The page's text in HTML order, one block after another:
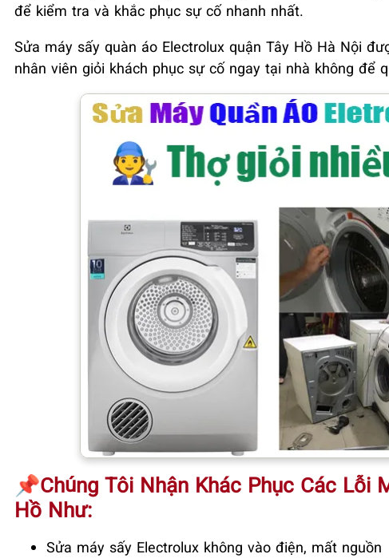
để kiểm tra và khắc phục sự cố nhanh nhất.
Sửa máy sấy quàn áo Electrolux quận Tây Hồ Hà Nội
nhân viên giỏi khách phục sự cố ngay tại nhà không để
📌Chúng Tôi Nhận Khác Phục Các Lỗi
Hồ Như:
Sửa máy sấy Electrolux không vào điện, mất nguồn